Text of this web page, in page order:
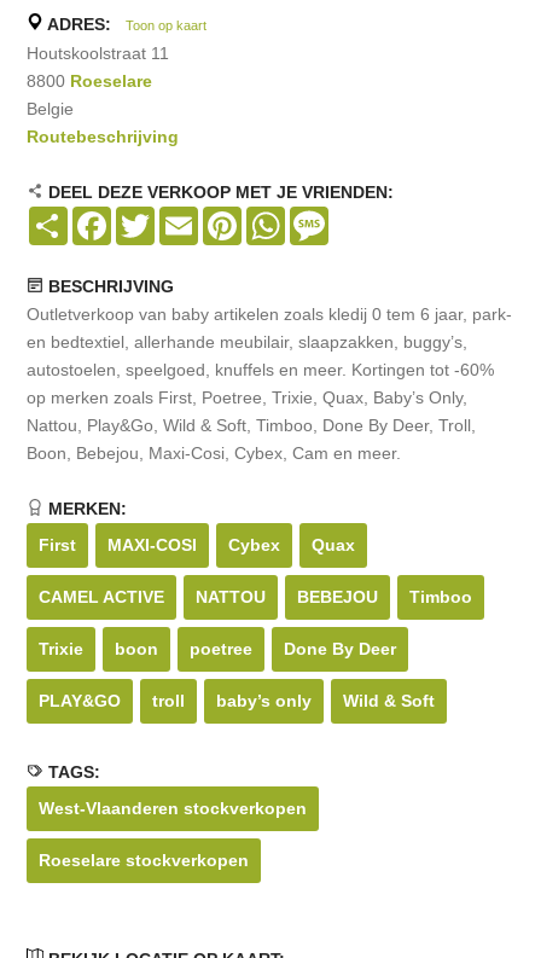
ADRES: Toon op kaart
Houtskoolstraat 11
8800 Roeselare
Belgie
Routebeschrijving
DEEL DEZE VERKOOP MET JE VRIENDEN:
Share Facebook
TwitterEmail PinterestWhatsApp
BESCHRIJVING
Outletverkoop van baby artikelen zoals kledij 0 tem 6 jaar, park-
en bedtextiel, allerhande meubilair, slaapzakken, buggy’s,
autostoelen, speelgoed, knuffels en meer. Kortingen tot -60%
op merken zoals First, Poetree, Trixie, Quax, Baby’s Only,
Nattou, Play&Go, Wild & Soft, Timboo, Done By Deer, Troll,
Boon, Bebejou, Maxi-Cosi, Cybex, Cam en meer.
MERKEN:
First
MAXI-COSI Cybex Quax
CAMEL ACTIVE NATTOU BEBEJOU Timboo
Trixie boon poetree Done By Deer
PLAY&GO troll baby’s only Wild & Soft
TAGS:
West-Vlaanderen stockverkopen
Roeselare stockverkopen